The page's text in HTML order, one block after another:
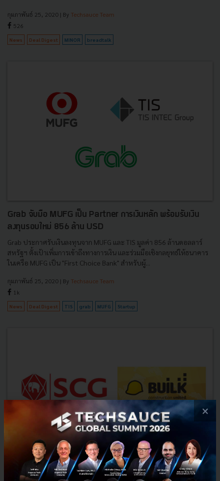
กุมภาพันธ์ 25, 2020 | By Techsauce Team
526
News Deal Digest MINOR breadtalk
Grab จับมือ MUFG เป็น Partner การเงินหลัก พร้อมรับเงิน
ลงทุนรอบใหม่ 856 ล้าน USD
Grab ประกาศรับเงินลงทุนจาก MUFG และ TIS มูลค่า 856 ล้านดอลลาร์
สหรัฐฯ ตั้งเป้าเพิ่มการเข้าถึงทางการเงิน และร่วมมือเชิงกลยุทธ์ให้ธนาคาร
ในเครือ MUFG เป็น "First Choice Bank" สำหรับผู้...
กุมภาพันธ์ 25, 2020 | By Techsauce Team
1k
News Deal Digest TIS grab MUFG Startup
×